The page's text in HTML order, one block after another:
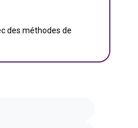
des méthodes de